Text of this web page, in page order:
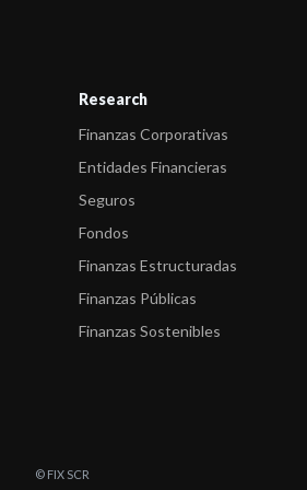
Research
Finanzas Corporativas
Entidades Financieras
Seguros
Fondos
Finanzas Estructuradas
Finanzas Públicas
Finanzas Sostenibles
© FIX SCR